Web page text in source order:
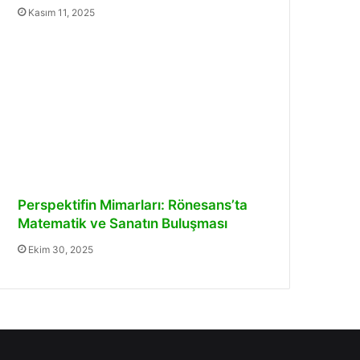
Kasım 11, 2025
Perspektifin Mimarları: Rönesans’ta
Matematik ve Sanatın Buluşması
Ekim 30, 2025